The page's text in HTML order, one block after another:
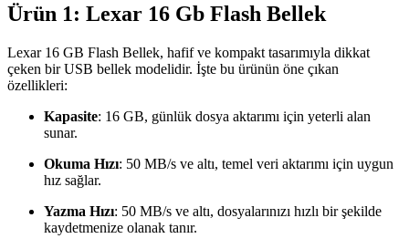
Ürün 1: Lexar 16 Gb Flash Bellek
Lexar 16 GB Flash Bellek, hafif ve kompakt tasarımıyla dikkat
çeken bir USB bellek modelidir. İşte bu ürünün öne çıkan
özellikleri:
Kapasite: 16 GB, günlük dosya aktarımı için yeterli alan
sunar.
Okuma Hızı: 50 MB/s ve altı, temel veri aktarımı için uygun
hız sağlar.
Yazma Hızı: 50 MB/s ve altı, dosyalarınızı hızlı bir şekilde
kaydetmenize olanak tanır.